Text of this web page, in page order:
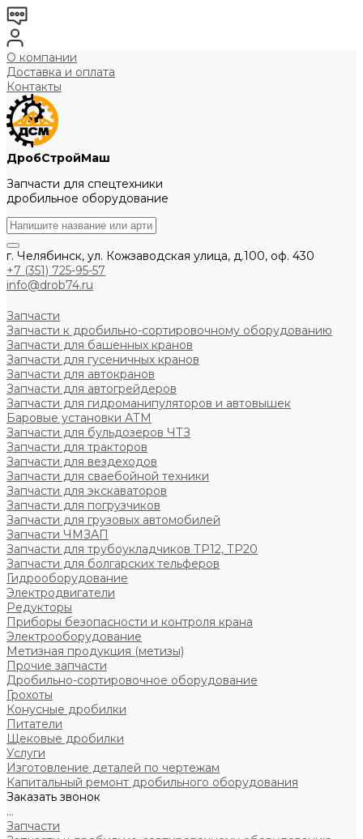
О компании
Доставка и оплата
Контакты
ДробСтройМаш
Запчасти для спецтехники
дробильное оборудование
г. Челябинск, ул. Кожзаводская улица, д.100, оф. 430
+7 (351) 725-95-57
info@drob74.ru
Запчасти
Запчасти к дробильно-сортировочному оборудованию
Запчасти для башенных кранов
Запчасти для гусеничных кранов
Запчасти для автокранов
Запчасти для автогрейдеров
Запчасти для гидроманипуляторов и автовышек
Баровые установки АТМ
Запчасти для бульдозеров ЧТЗ
Запчасти для тракторов
Запчасти для вездеходов
Запчасти для сваебойной техники
Запчасти для экскаваторов
Запчасти для погрузчиков
Запчасти для грузовых автомобилей
Запчасти ЧМЗАП
Запчасти для трубоукладчиков ТР12, ТР20
Запчасти для болгарских тельферов
Гидрооборудование
Электродвигатели
Редукторы
Приборы безопасности и контроля крана
Электрооборудование
Метизная продукция (метизы)
Прочие запчасти
Дробильно-сортировочное оборудование
Грохоты
Конусные дробилки
Питатели
Щековые дробилки
Услуги
Изготовление деталей по чертежам
Капитальный ремонт дробильного оборудования
Заказать звонок
...
Запчасти